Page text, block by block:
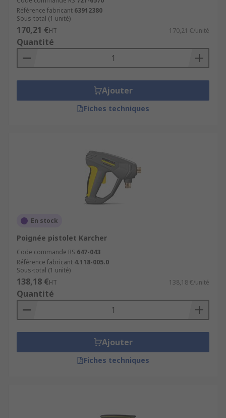
pressionIdéale pour nettoyer les voitures, les
camionnettes et les vérandas, une extension de
brosse de lavage dirige l'eau sous pression à
travers la tête à brosse extensible. Permettant le
grattage et la projection d'eau, la tête à brosse
polyvalent.Nettoyeur vapeurDifférentes
solutions de nettoyage sont disponibles pour
différentes applications, et peuvent être utilisées
pour le dégraissage du métal et les applications à
Référence fabricant 63912380
Sous-total (1 unité)
170,21 €HT 170,21 €/unité
Quantité
Ajouter
Fiches techniques
En stock
Poignée pistolet Karcher
Code commande RS 647-043
Référence fabricant 4.118-005.0
Sous-total (1 unité)
138,18 €HT 138,18 €/unité
Quantité
Ajouter
Fiches techniques